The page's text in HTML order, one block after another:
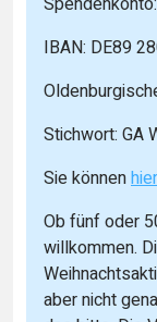
IBAN: DE89
Stichwort: GA
Sie könnenhier
Ob fünf oder
willkommen.
aber nicht